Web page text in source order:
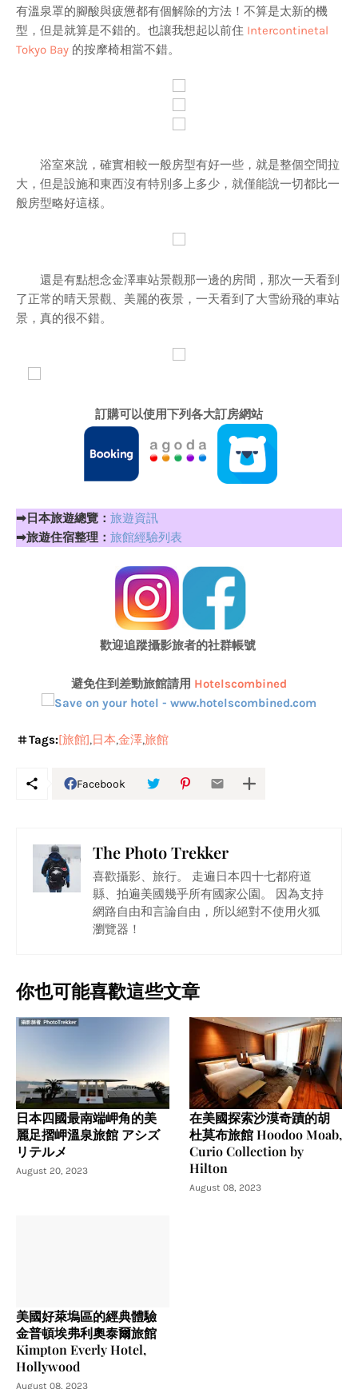
有溫泉罩的腳酸與疲憊都有個解除的方法！不算是太新的機
型，但是就算是不錯的。也讓我想起以前住 Intercontinetal
Tokyo Bay 的按摩椅相當不錯。
浴室來說，確實相較一般房型有好一些，就是整個空間拉
大，但是設施和東西沒有特別多上多少，就僅能說一切都比一
般房型略好這樣。
還是有點想念金澤車站景觀那一邊的房間，那次一天看到
了正常的晴天景觀、美麗的夜景，一天看到了大雪紛飛的車站
景，真的很不錯。
訂購可以使用下列各大訂房網站
➡ 日本旅遊總覽： 旅遊資訊
➡旅遊住宿整理： 旅館經驗列表
歡迎追蹤攝影旅者的社群帳號
避免住到差勁旅館請用 Hotelscombined
Tags:[旅館] 日本 金澤旅館
Facebook
The Photo Trekker
喜歡攝影、旅行。 走遍日本四十七都府道
縣、拍遍美國幾乎所有國家公園。 因為支持
網路自由和言論自由，所以絕對不使用火狐
瀏覽器！
你也可能喜歡這些文章
日本四國最南端岬角的美
麗足摺岬溫泉旅館 アシズ
リテルメ
August 20, 2023
在美國探索沙漠奇蹟的胡
杜莫布旅館 Hoodoo Moab,
Curio Collection by
Hilton
August 08, 2023
美國好萊塢區的經典體驗
金普頓埃弗利奧泰爾旅館
Kimpton Everly Hotel,
Hollywood
August 08, 2023